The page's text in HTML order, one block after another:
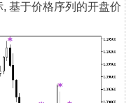
基于价格序列的开盘价